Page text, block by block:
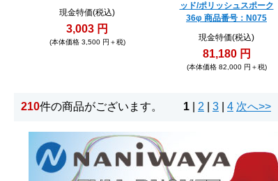
現金特価(税込)
3,003 円
(本体価格 3,500 円＋税)
ッド/ポリッシュスポーク
36φ 商品番号：N075
現金特価(税込)
81,180 円
(本体価格 82,000 円＋税)
210件の商品がございます。 1 2 3 4 次へ>>